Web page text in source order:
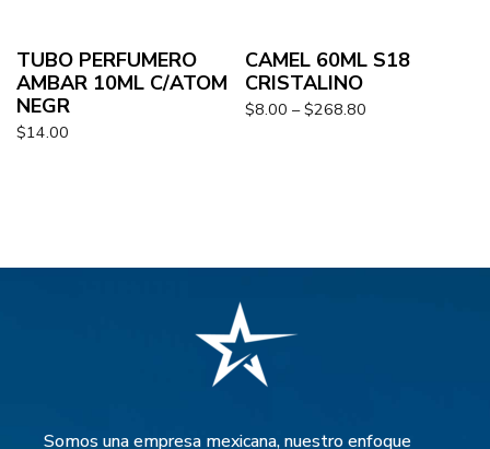
TUBO PERFUMERO
AMBAR 10ML C/ATOM
NEGR
$14.00
CAMEL 60ML S18
CRISTALINO
$8.00 – $268.80
Somos una empresa mexicana, nuestro enfoque